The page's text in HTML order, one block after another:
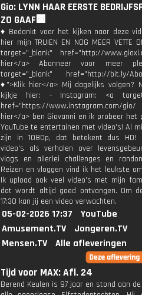
Gio: LYNN HAAR EERSTE
ZO GAAF🏢
♦ Bedankt voor het kijken naar deze
hier mijn TRUIEN EN NOG MEER VETTE
target="_blank" href="http://
hier</a> Abonneer voor meer
target="_blank" href="http://bit.ly/
♦">Klik hier</a> Mij dagelijks volgen?
kijkje hier: - Instagram: <a
href="https://www.instagram.com/
hier</a> ben Giovanni en ik probeer het
YouTube te entertainen met video's! Al
zijn in 1080p, dat betekent dus HD!
video's als verhalen over
vlogs en allerlei challenges en
Reizen en vloggen vind ik het leukste
Ik upload ook veel video's met mijn
dat wordt altijd goed ontvangen. Om
17:30 kan jij een video verwachten.
05-02-2026 17:37
YouTube
Amusement.TV
Jongeren.TV
Mensen.TV
Alle afleveringen
Tijd voor MAX: Afl. 24
Berend Keulen is 97 jaar en stond aan